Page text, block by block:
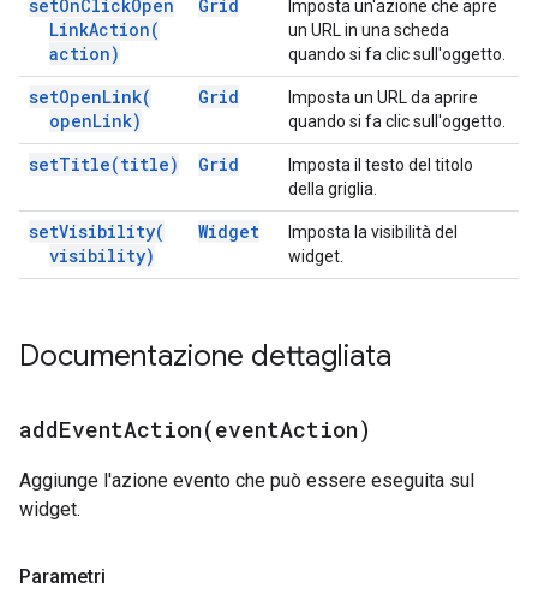
setOnClickOpen
LinkAction(
action)
Grid
Imposta un'azione che apre
un URL in una scheda
quando si fa clic sull'oggetto.
setOpenLink(
openLink)
Grid
Imposta un URL da aprire
quando si fa clic sull'oggetto.
setTitle(title) Grid
Imposta il testo del titolo
della griglia.
setVisibility(
visibility)
Widget
Imposta la visibilità del
widget.
Documentazione dettagliata
addEventAction(eventAction)
Aggiunge l'azione evento che può essere eseguita sul
widget.
Parametri